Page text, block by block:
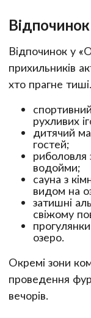
Відпочинок у
прихильників
хто прагне
рухливих
дитячий
гостей;
водойми;
сауна з
видом на
затишні
свіжому
озеро.
Окремі зони
проведення
вечорів.